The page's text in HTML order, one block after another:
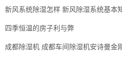
四季恒温的房子利与弊